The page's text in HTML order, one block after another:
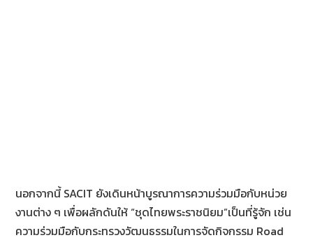
นอกจากนี้ SACIT ยังเดินหน้าบูรณาการความร่วมมือกับหน่วย
งานต่าง ๆ เพื่อผลักดันให้ “ชุดไทยพระราชนิยม”เป็นที่รู้จัก เช่น
ความร่วมมือกับกระทรวงวัฒนธรรมในการจัดกิจกรรม Road